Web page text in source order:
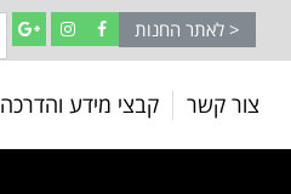
לאתר החנות >
קבצי מידע והדרכה צור קשר